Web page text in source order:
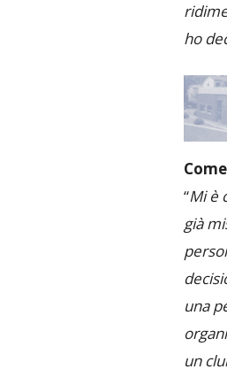
ho
“Mi è
già
una
un